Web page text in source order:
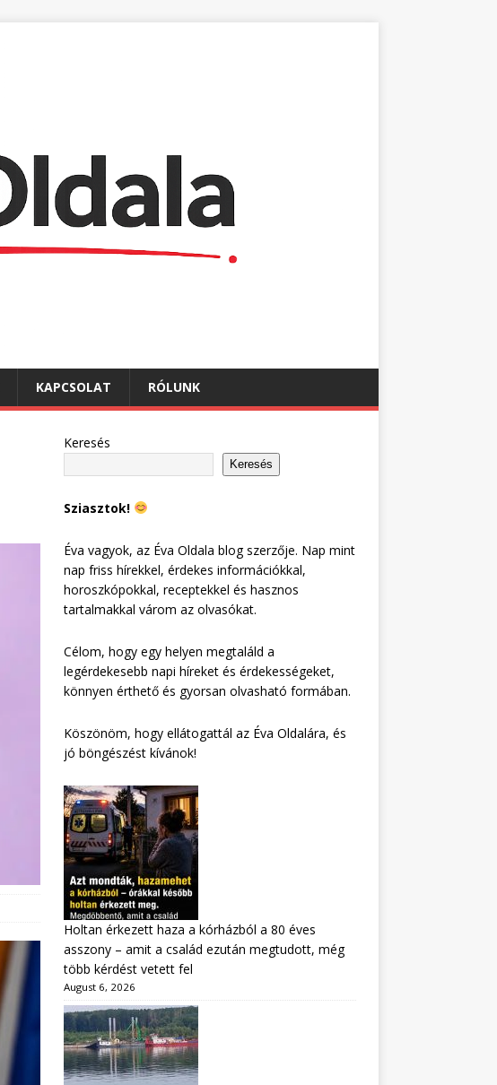
KAPCSOLAT RÓLUNK
Keresés
Keresés
Sziasztok!
Éva vagyok, az Éva Oldala blog szerzője. Nap mint
nap friss hírekkel, érdekes információkkal,
horoszkópokkal, receptekkel és hasznos
tartalmakkal várom az olvasókat.
Célom, hogy egy helyen megtaláld a
legérdekesebb napi híreket és érdekességeket,
könnyen érthető és gyorsan olvasható formában.
Köszönöm, hogy ellátogattál az Éva Oldalára, és
jó böngészést kívánok!
Holtan érkezett haza a kórházból a 80 éves
asszony – amit a család ezután megtudott, még
több kérdést vetett fel
August 6, 2026